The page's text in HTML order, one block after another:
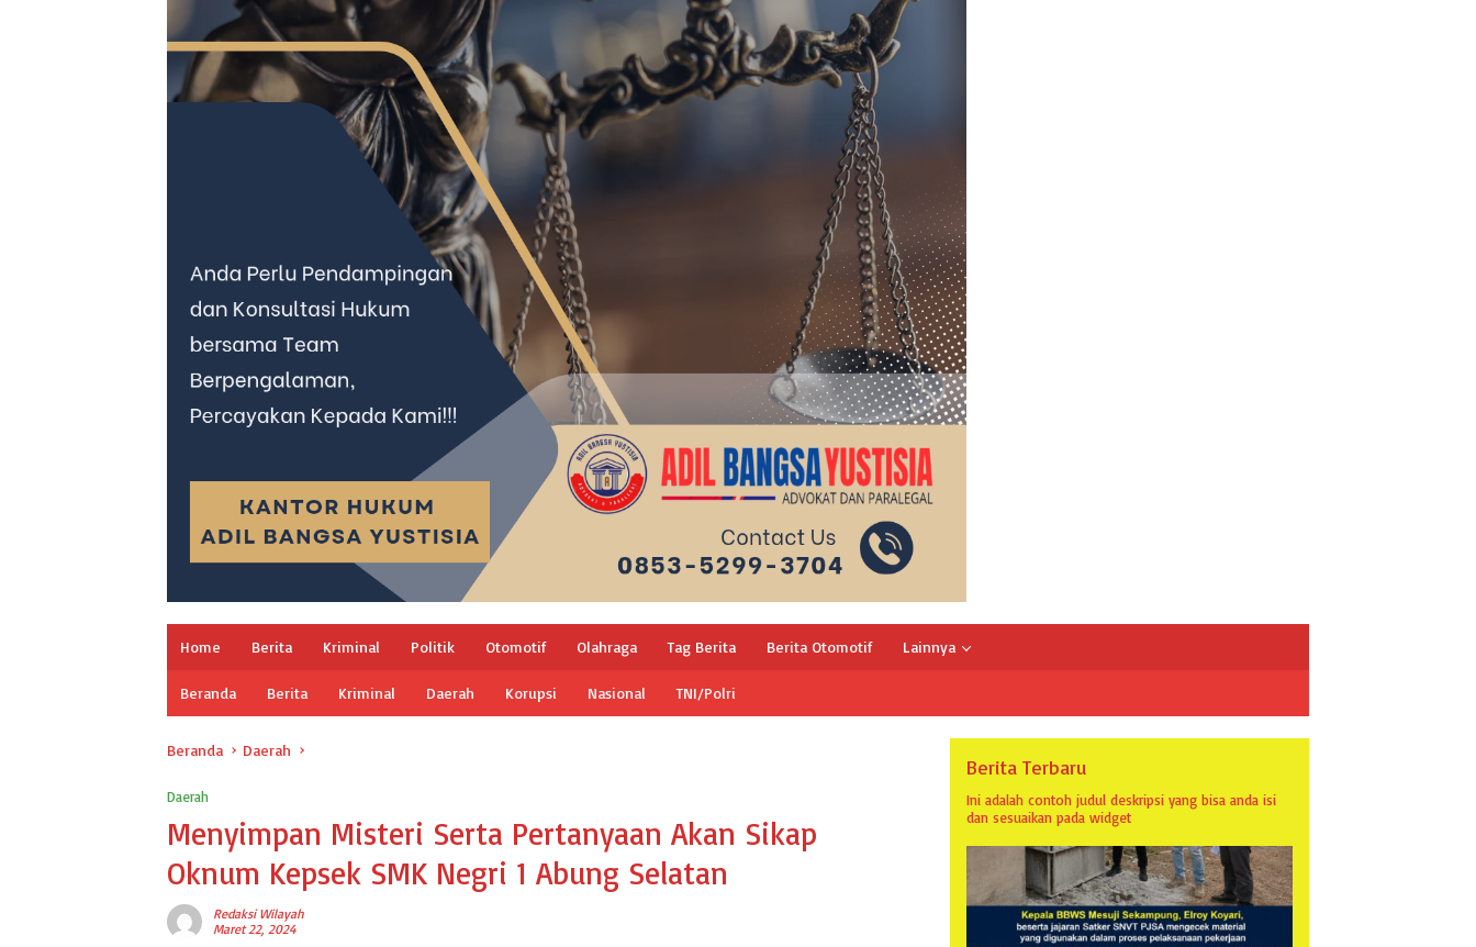
Home Berita Kriminal Politik Otomotif Olahraga Tag Berita Berita Otomotif Lainnya
Beranda Berita Kriminal Daerah Korupsi Nasional TNI/Polri
Beranda Daerah
Daerah
Menyimpan Misteri Serta Pertanyaan Akan Sikap
Oknum Kepsek SMK Negri 1 Abung Selatan
Redaksi Wilayah
Maret 22, 2024
Berita Terbaru
Ini adalah contoh judul deskripsi yang bisa anda isi
dan sesuaikan pada widget